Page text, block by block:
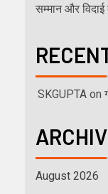
सम्मान और विदाई
SKGUPTA on
August 2026